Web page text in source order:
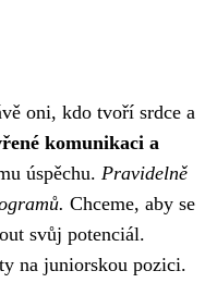
oni, kdo tvoří srdce a
komunikaci a
úspěchu. Pravidelně
Chceme, aby se
svůj potenciál.
na juniorskou pozici.